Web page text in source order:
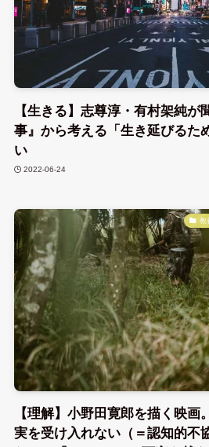
【生きる】志尊淳・有村架純が
事』から考える「生き延びるた
い
2022-06-24
教
【理解】小野田寛郎を描く映画
実を受け入れない（＝認知的不